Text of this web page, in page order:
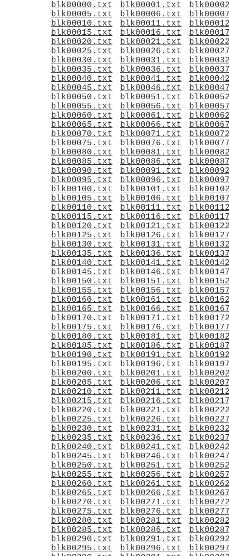
blk00000.txt blk00001.txt
blk00005.txt
blk00006.txt
blk00010.txt
blk00011.txt
blk00015.txt
blk00016.txt
blk00020.txt
blk00021.txt
blk00025.txt
blk00026.txt
blk00030.txt
blk00031.txt
blk00035.txt
blk00036.txt
blk00040.txt
blk00041.txt
blk00045.txt
blk00046.txt
blk00050.txt
blk00051.txt
blk00055.txt
blk00056.txt
blk00060.txt
blk00061.txt
blk00065.txt
blk00066.txt
blk00070.txt
blk00071.txt
blk00075.txt
blk00076.txt
blk00080.txt
blk00081.txt
blk00085.txt
blk00086.txt
blk00090.txt
blk00091.txt
blk00095.txt
blk00096.txt
blk00100.txt
blk00101.txt
blk00105.txt
blk00106.txt
blk00110.txt
blk00111.txt
blk00115.txt
blk00116.txt
blk00120.txt
blk00121.txt
blk00125.txt
blk00126.txt
blk00130.txt
blk00131.txt
blk00135.txt
blk00136.txt
blk00140.txt
blk00141.txt
blk00145.txt
blk00146.txt
blk00150.txt
blk00151.txt
blk00155.txt
blk00156.txt
blk00160.txt
blk00161.txt
blk00165.txt
blk00166.txt
blk00170.txt
blk00171.txt
blk00175.txt
blk00176.txt
blk00180.txt
blk00181.txt
blk00185.txt
blk00186.txt
blk00190.txt
blk00191.txt
blk00195.txt
blk00196.txt
blk00200.txt
blk00201.txt
blk00205.txt
blk00206.txt
blk00210.txt
blk00211.txt
blk00215.txt
blk00216.txt
blk00220.txt
blk00221.txt
blk00225.txt
blk00226.txt
blk00230.txt
blk00231.txt
blk00235.txt
blk00236.txt
blk00240.txt
blk00241.txt
blk00245.txt
blk00246.txt
blk00250.txt
blk00251.txt
blk00255.txt
blk00256.txt
blk00260.txt
blk00261.txt
blk00265.txt
blk00266.txt
blk00270.txt
blk00271.txt
blk00275.txt
blk00276.txt
blk00280.txt
blk00281.txt
blk00285.txt
blk00286.txt
blk00290.txt
blk00291.txt
blk00295.txt
blk00296.txt